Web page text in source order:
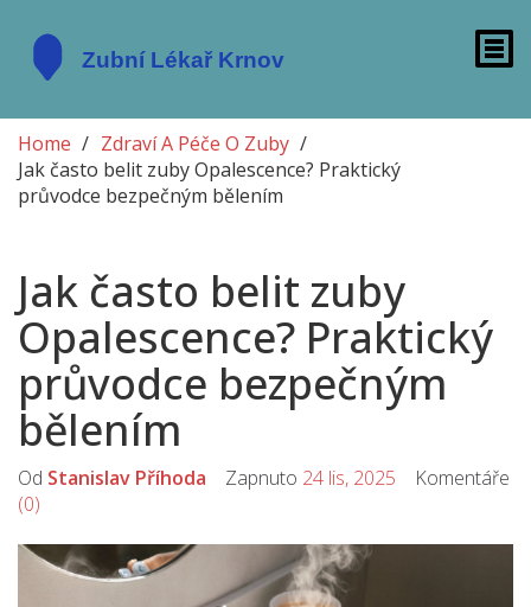
Home
Zdraví A Péče O Zuby
Jak často belit zuby Opalescence? Praktický
průvodce bezpečným bělením
Jak často belit zuby
Opalescence? Praktický
průvodce bezpečným
bělením
Od Stanislav Příhoda Zapnuto 24 lis, 2025 Komentáře
(0)